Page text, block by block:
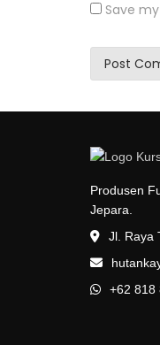
Save
Produsen
Jepara.
Jl. Raya
+62 818